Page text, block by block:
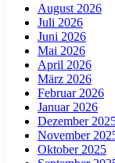
August 2026
Juli 2026
Juni 2026
Mai 2026
April 2026
März 2026
Februar 2026
Januar 2026
Dezember
November
Oktober 2025